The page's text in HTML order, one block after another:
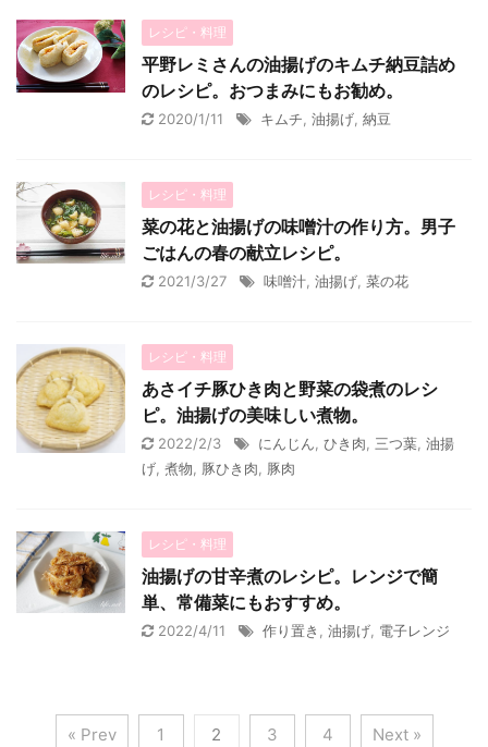
レシピ・料理
平野レミさんの油揚げのキムチ納豆詰め
のレシピ。おつまみにもお勧め。
2020/1/11 キムチ 油揚げ 納豆
レシピ・料理
菜の花と油揚げの味噌汁の作り方。男子
ごはんの春の献立レシピ。
2021/3/27 味噌汁 油揚げ 菜の花
レシピ・料理
あさイチ豚ひき肉と野菜の袋煮のレシ
ピ。油揚げの美味しい煮物。
2022/2/3 にんじん ひき肉 三つ葉 油揚
げ 煮物 豚ひき肉 豚肉
レシピ・料理
油揚げの甘辛煮のレシピ。レンジで簡
単、常備菜にもおすすめ。
2022/4/11 作り置き 油揚げ 電子レンジ
« Prev 1 2 3 4 Next »